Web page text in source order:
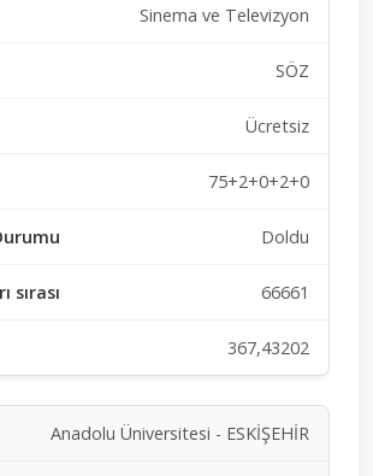
Sinema ve Televizyon
SÖZ
Ücretsiz
75+2+0+2+0
Doldu
66661
367,43202
Anadolu Üniversitesi - ESKİŞEHİR